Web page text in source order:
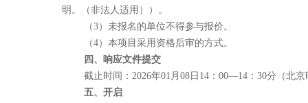
明 。 （非法人适用） ） 。
（3）未报名的单位不得参与报价。
（4）本项目采用资格后审的方式。
四、响应文件提交
截止时间： 2026年01月08日 14：00—14 ： 30分（北京
五、开启